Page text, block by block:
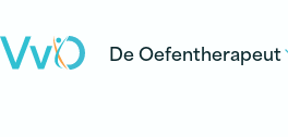
Ga naar de inhoudDe Oefentherapeut